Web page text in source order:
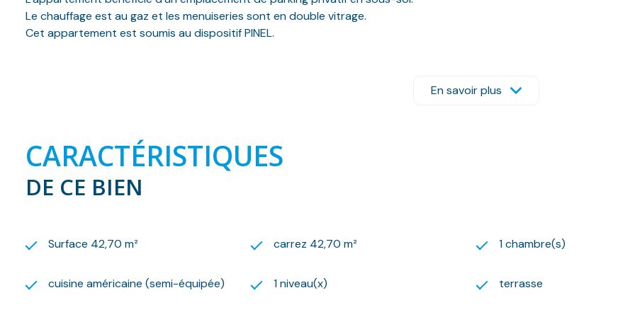
Le chauffage est au gaz et les menuiseries sont en double vitrage.
Cet appartement est soumis au dispositif PINEL.
Afin que nous puissions planifier une visite, merci de nous adresser votre dossier de candidature par mail sur
En savoir plus
CARACTÉRISTIQUES
DE CE BIEN
Surface 42,70 m² carrez 42,70 m² 1 chambre(s)
cuisine américaine (semi-équipée) 1 niveau(x) terrasse